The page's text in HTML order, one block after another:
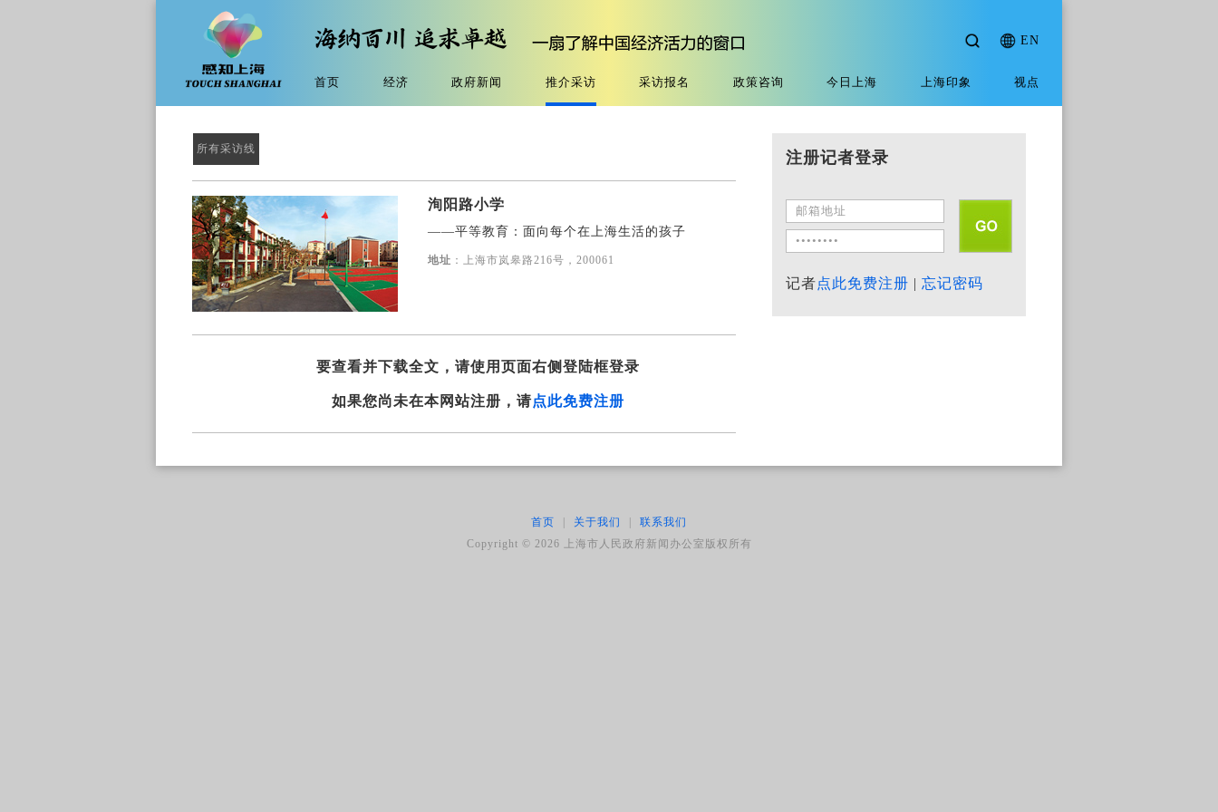
EN
首页 经济 政府新闻 推介采访 采访报名 政策咨询 今日上海 上海印象 视点
所有采访线
洵阳路小学
——平等教育：面向每个在上海生活的孩子
地址 ：上海市岚皋路216号，200061
要查看并下载全文，请使用页面右侧登陆框登录
如果您尚未在本网站注册，请点此免费注册
注册记者登录
记者点此免费注册 | 忘记密码
首页 关于我们
联系我们
Copyright © 2026 上海市人民政府新闻办公室版权所有